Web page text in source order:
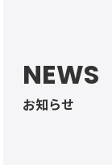
NEWS
お知らせ